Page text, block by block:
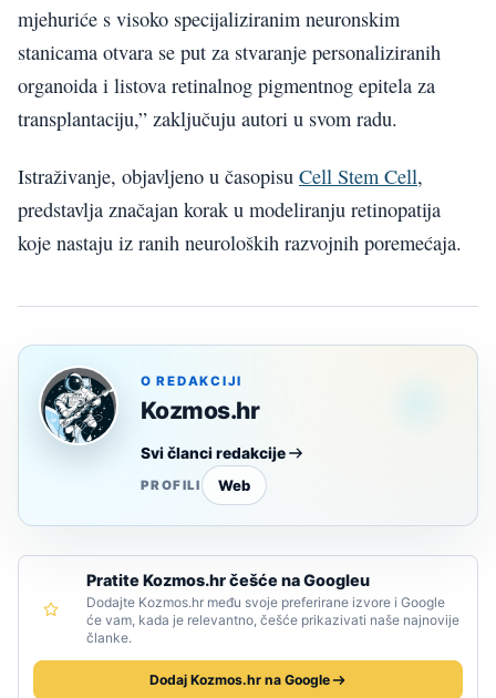
mjehuriće s visoko specijaliziranim neuronskim
stanicama otvara se put za stvaranje personaliziranih
organoida i listova retinalnog pigmentnog epitela za
transplantaciju,” zaključuju autori u svom radu.
Istraživanje, objavljeno u časopisu Cell Stem Cell,
predstavlja značajan korak u modeliranju retinopatija
koje nastaju iz ranih neuroloških razvojnih poremećaja.
O REDAKCIJI
Kozmos.hr
Svi članci redakcije
PROFILI Web
Pratite Kozmos.hr češće na Googleu
Dodajte Kozmos.hr među svoje preferirane izvore i Google
će vam, kada je relevantno, češće prikazivati naše najnovije
članke.
Dodaj Kozmos.hr na Google